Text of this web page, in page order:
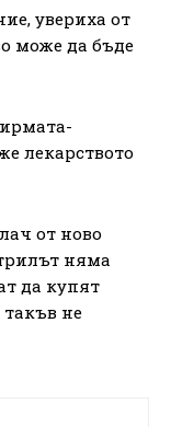
увериха от
може да бъде
лекарството
от ново
няма
да купят
такъв не